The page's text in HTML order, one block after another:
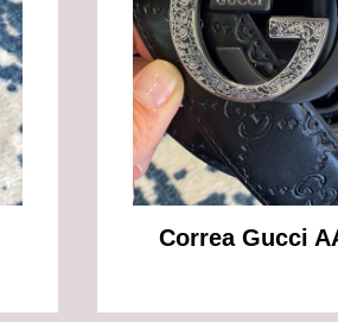
Correa Gucci